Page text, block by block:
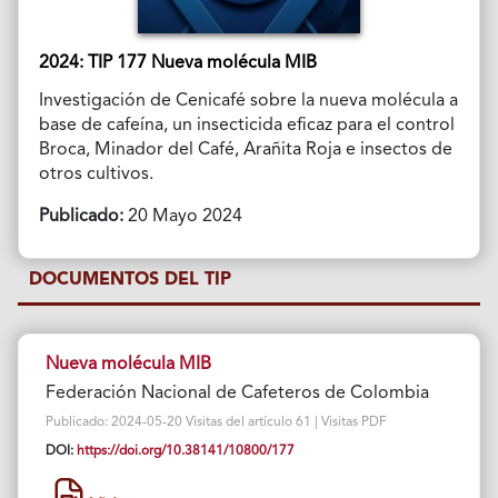
2024: TIP 177 Nueva molécula MIB
Investigación de Cenicafé sobre la nueva molécula a
base de cafeína, un insecticida eficaz para el control
Broca, Minador del Café, Arañita Roja e insectos de
otros cultivos.
Publicado:20 Mayo 2024
DOCUMENTOS DEL TIP
Nueva molécula MIB
Federación Nacional de Cafeteros de Colombia
Publicado: 2024-05-20 Visitas del artículo 61 | Visitas PDF
DOI: https://doi.org/10.38141/10800/177